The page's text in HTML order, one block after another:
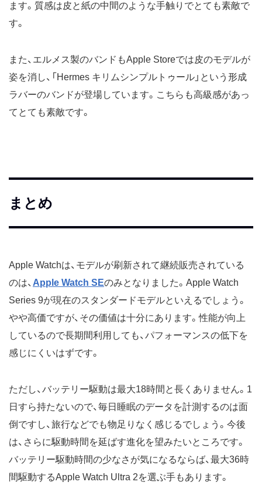
ます。質感は皮と紙の中間のような手触りでとても素敵で
す。
また、エルメス製のバンドもApple Storeでは皮のモデルが
姿を消し、「Hermes キリムシンプルトゥール」という形成
ラバーのバンドが登場しています。こちらも高級感があっ
てとても素敵です。
まとめ
Apple Watchは、モデルが刷新されて継続販売されている
のは、 Apple Watch SEのみとなりました。Apple Watch
Series 9が現在のスタンダードモデルといえるでしょう。
やや高価ですが、その価値は十分にあります。性能が向上
しているので長期間利用しても、パフォーマンスの低下を
感じにくいはずです。
ただし、バッテリー駆動は最大18時間と長くありません。1
日すら持たないので、毎日睡眠のデータを計測するのは面
倒ですし、旅行などでも物足りなく感じるでしょう。今後
は、さらに駆動時間を延ばす進化を望みたいところです。
バッテリー駆動時間の少なさが気になるならば、最大36時
間駆動するApple Watch Ultra 2を選ぶ手もあります。